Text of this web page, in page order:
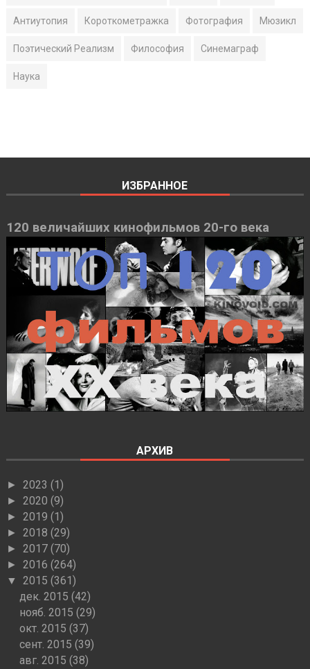
Антиутопия Короткометражка Фотография Мюзикл
Поэтический Реализм Философия Синемаграф
Наука
ИЗБРАННОЕ
120 величайших кинофильмов 20-го века
АРХИВ
► 2023 (1)
► 2020 (9)
► 2019 (1)
► 2018 (29)
► 2017 (70)
► 2016 (264)
▼ 2015 (361)
дек. 2015(42)
нояб. 2015(29)
окт. 2015(37)
сент. 2015(39)
авг. 2015(38)